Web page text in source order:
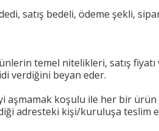
satış bedeli, ödeme şekli,
temel nitelikleri, satış
verdiğini beyan eder.
koşulu ile her bir ürün
adresteki kişi/kuruluşa teslim